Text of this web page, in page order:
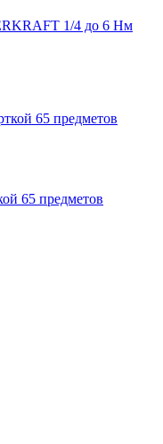
1/4 до 6 Нм
65 предметов